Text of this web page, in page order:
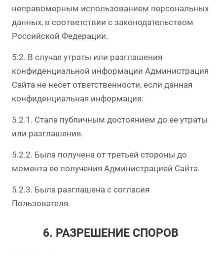
неправомерным использованием персональных
данных, в соответствии с законодательством
Российской Федерации.
5.2. В случае утраты или разглашения
конфиденциальной информации Администрация
Сайта не несет ответственности, если данная
конфиденциальная информация:
5.2.1. Стала публичным достоянием до ее утраты
или разглашения.
5.2.2. Была получена от третьей стороны до
момента ее получения Администрацией Сайта.
5.2.3. Была разглашена с согласия
Пользователя.
6. РАЗРЕШЕНИЕ СПОРОВ